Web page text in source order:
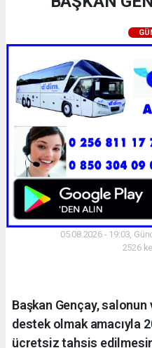
05.08.2026 - 19:03,
2526
Başkan Gençay, salonun
destek olmak amacıyla
ücretsiz tahsis